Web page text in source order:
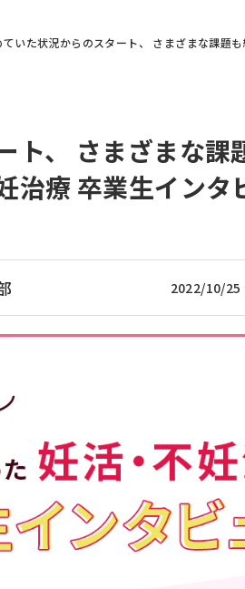
ていた状況からのスタート、 さまざまな課題
ト、 さまざまな課
治療 卒業生インタ
2022/10/25